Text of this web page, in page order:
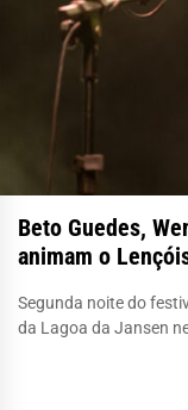
Beto Guedes,
animam o
Segunda noite do
da Lagoa da Jansen